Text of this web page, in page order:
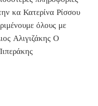
κα Κατερίνα Ρίσσου
όλους με
Αλιγιζάκης Ο